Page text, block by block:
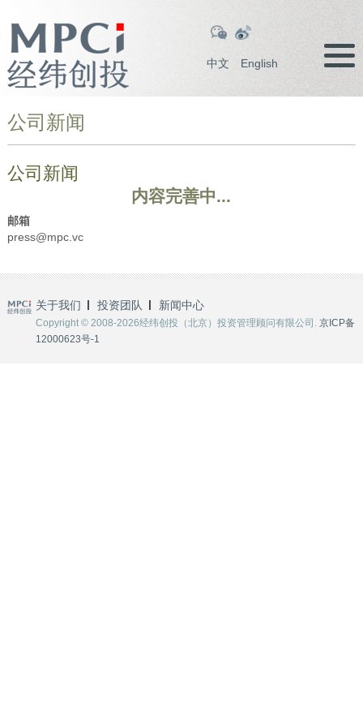
中文 English
公司新闻
公司新闻
内容完善中...
邮箱
press@mpc.vc
关于我们 投资团队 新闻中心
Copyright © 2008-2026经纬创投（北京）投资管理顾问有限公司. 京ICP备
12000623号-1